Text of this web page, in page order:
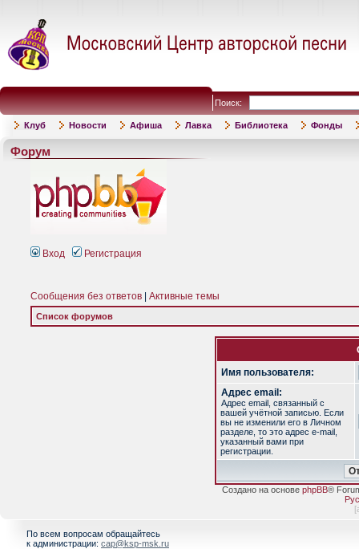
Поиск:
Клуб Новости Афиша Лавка Библиотека Фонды
Форум
Вход Регистрация
Сообщения без ответов Активные темы
Список форумов
Имя пользователя:
Адрес email:
Адрес email, связанный с
вашей учётной записью. Если
вы не изменили его в Личном
разделе, то это адрес e-mail,
указанный вами при
регистрации.
Создано на основе phpBB®
[
По всем вопросам обращайтесь
к администрации: cap@ksp-msk.ru